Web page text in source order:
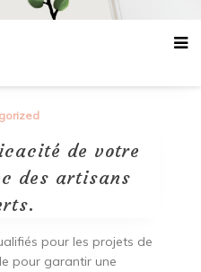
de votre
des artisans
pour les projets de
pour garantir une